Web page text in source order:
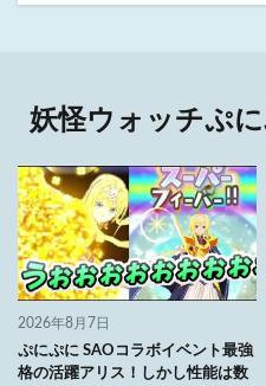
妖怪ウォッチぷ
2026年8月7日
ぷにぷに SAOコラボイベント最強
格の活躍アリス！しかし性能は数